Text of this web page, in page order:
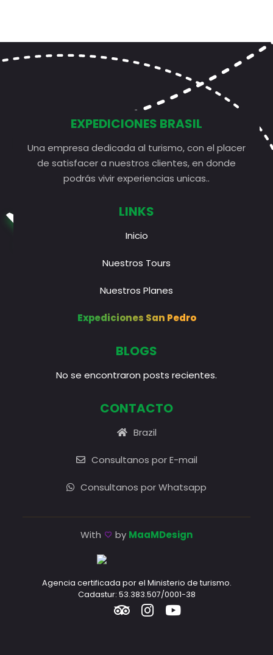
EXPEDICIONES BRASIL
Una empresa dedicada al turismo, con el placer
de satisfacer a nuestros clientes, en donde
podrás vivir experiencias unicas..
LINKS
Inicio
Nuestros Tours
Nuestros Planes
Expediciones San Pedro
BLOGS
No se encontraron posts recientes.
CONTACTO
Brazil
Consultanos por E-mail
Consultanos por Whatsapp
With by MaaMDesign
Agencia certificada por el Ministerio de turismo.
Cadastur: 53.383.507/0001-38